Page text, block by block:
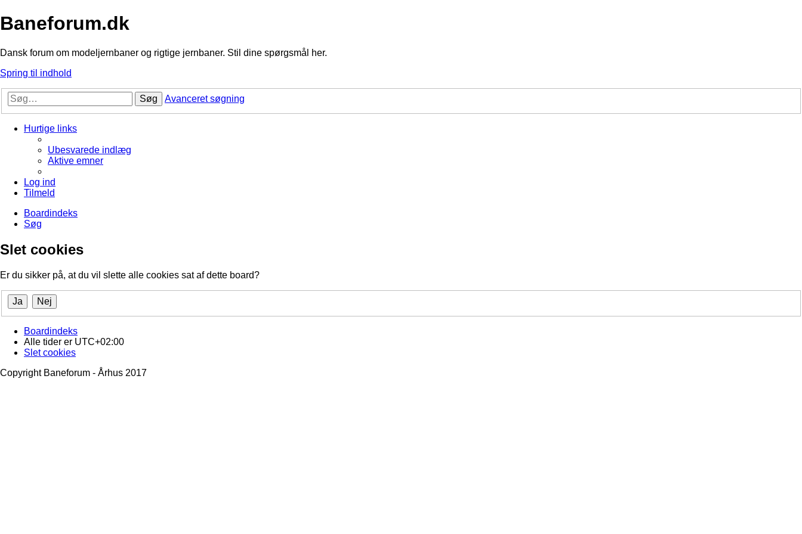
Baneforum.dk
Dansk forum om modeljernbaner og rigtige jernbaner. Stil dine spørgsmål her.
Spring til indhold
Søg Avanceret søgning
Hurtige links
Ubesvarede indlæg
Aktive emner
Log ind
Tilmeld
Boardindeks
Søg
Slet cookies
Er du sikker på, at du vil slette alle cookies sat af dette board?
Boardindeks
Alle tider er UTC+02:00
Slet cookies
Copyright Baneforum - Århus 2017